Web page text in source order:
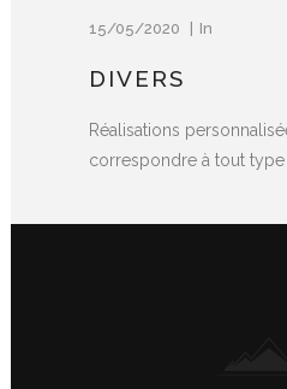
15/05/2020 In
DIVERS
Réalisations
correspondre à tout